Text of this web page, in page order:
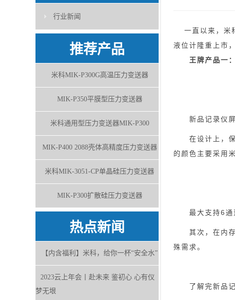
行业新闻
推荐产品
米科MIK-P300G高温压力变送器
MIK-P350平膜型压力变送器
米科通用型压力变送器MIK-P300
MIK-P400 2088壳体高精度压力变送器
米科MIK-3051-CP单晶硅压力变送器
MIK-P300扩散硅压力变送器
热点新闻
【内含福利】米科，给你一杯“安全水”
2023云上年会丨赴未来 鉴初心 心有仪
梦无垠
一直以来，米
液位计隆重上市
王牌产品一：
新品记录仪屏
在设计上，保
的颜色主要采用
最大支持6通道
其次，在内存
殊需求。
了解完新品记